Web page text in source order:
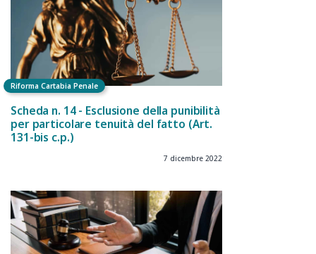
Riforma Cartabia Penale
Scheda n. 14 - Esclusione della punibilità
per particolare tenuità del fatto (Art.
131-bis c.p.)
7 dicembre 2022